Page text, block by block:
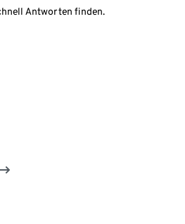
Antworten finden.